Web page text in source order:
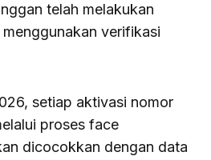
telah melakukan
verifikasi
setiap aktivasi nomor
proses face
dicocokkan dengan data